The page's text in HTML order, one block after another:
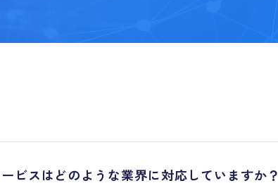
ビスはどのような業界に対応していますか？